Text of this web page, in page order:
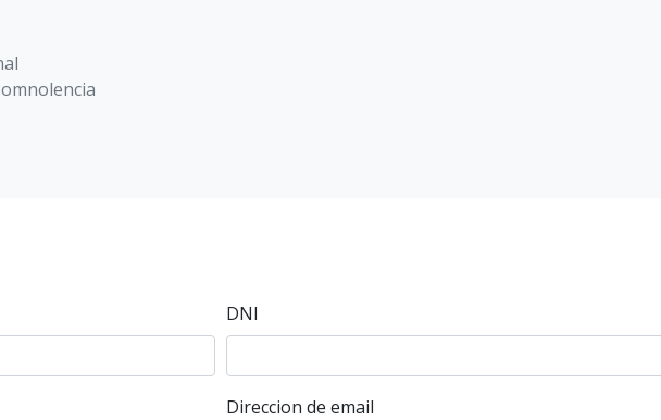
DNI
Direccion de email